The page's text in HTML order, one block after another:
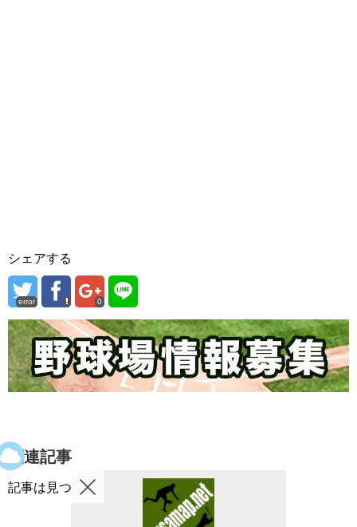
シェアする
error 0
関連記事
記事は見つかりませんでした。